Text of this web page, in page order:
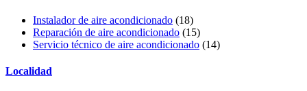
Instalador de aire acondicionado (18)
Reparación de aire acondicionado (15)
Servicio técnico de aire acondicionado (14)
Localidad